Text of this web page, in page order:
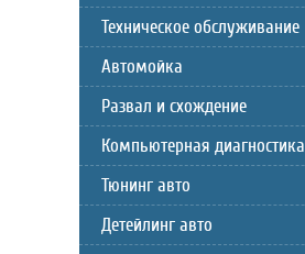
Техническое обслуживание
Автомойка
Развал и схождение
Компьютерная диагностика
Тюнинг авто
Детейлинг авто